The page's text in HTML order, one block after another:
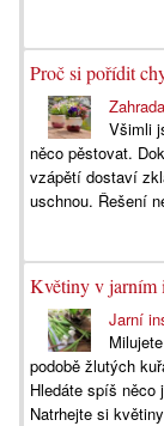
Proč si pořídit
Všimli
něco pěstovat.
vzápětí dostaví
uschnou. Řešení
Květiny v jarním
Jarní
podobě žlutých
Hledáte spíš něco
Natrhejte si